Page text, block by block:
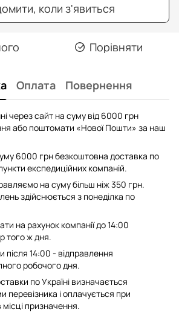
коли з'явиться
Порівняти
Оплата Повернення
через сайт на суму від 6000 грн
або поштомати «Нової Пошти» за наш
6000 грн безкоштовна доставка по
експедиційних компаній.
на суму більш ніж 350 грн.
здійснюється з понеділка по
на рахунок компанії до 14:00
того ж дня.
14:00 - відправлення
робочого дня.
по Україні визначається
і оплачується при
призначення.